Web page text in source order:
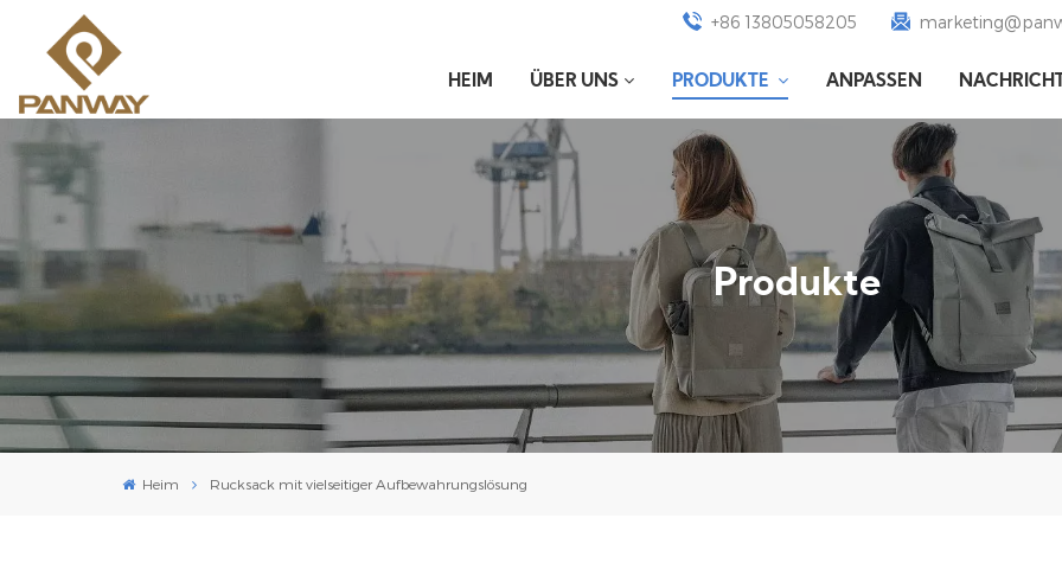
+86 13805058205
HEIM ÜBER UNS PRODUKTE ANPASSEN NACHRICHT
Produkte
Heim Rucksack mit vielseitiger Aufbewahrungslösung